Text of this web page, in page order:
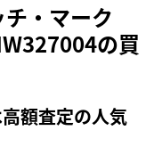
・マーク
の買
額査定の人気